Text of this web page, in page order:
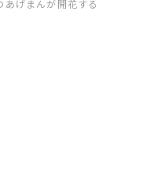
あげまんが開花する